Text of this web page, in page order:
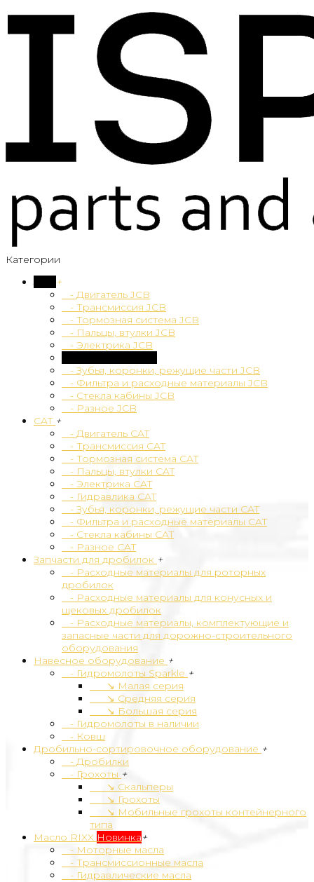
Категории
+
- Двигатель JCB
- Трансмиссия JCB
- Тормозная система JCB
- Пальцы, втулки JCB
- Электрика JCB
- Зубья, коронки, режущие части JCB
- Фильтра и расходные материалы JCB
- Стекла кабины JCB
- Разное JCB
CAT +
- Двигатель CAT
- Трансмиссия CAT
- Тормозная система CAT
- Пальцы, втулки CAT
- Электрика CAT
- Гидравлика CAT
- Зубья, коронки, режущие части CAT
- Фильтра и расходные материалы CAT
- Стекла кабины CAT
- Разное CAT
Запчасти для дробилок +
- Расходные материалы для роторных
дробилок
- Расходные материалы для конусных и
щековых дробилок
- Расходные материалы, комплектующие и
запасные части для дорожно-строительного
оборудования
Навесное оборудование +
- Гидромолоты Sparkle +
↘ Малая серия
↘ Средняя серия
↘ Большая серия
- Гидромолоты в наличии
- Ковш
Дробильно-сортировочное оборудование +
- Дробилки
- Грохоты +
↘ Cкальперы
↘ Грохоты
↘ Мобильные грохоты контейнерного
типа
Масло RIXX Новинка+
- Моторные масла
- Трансмиссионные масла
- Гидравлические масла